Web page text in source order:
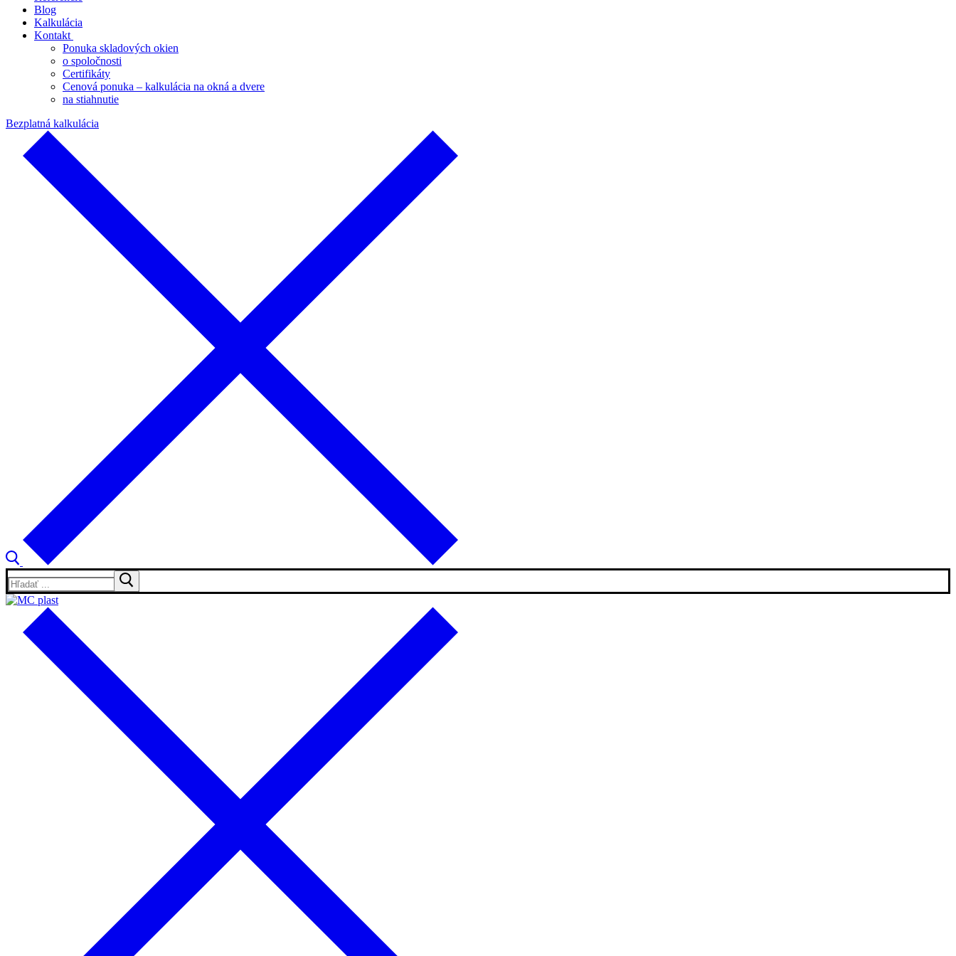
Blog
Kalkulácia
Kontakt
Ponuka skladových okien
o spoločnosti
Certifikáty
Cenová ponuka – kalkulácia na okná a dvere
na stiahnutie
Bezplatná kalkulácia
Hľadať: